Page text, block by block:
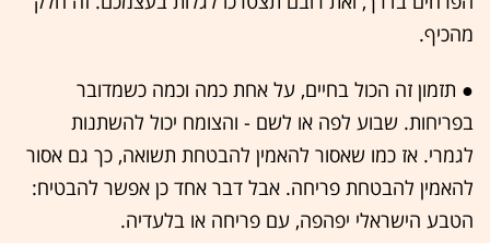
מהכיף.
● תזמון זה הכול בחיים, על אחת כמה וכמה כשמדובר
בפריחות. שבוע לפה או לשם - והצומח יכול להשתנות
לגמרי. אז כמו שאסור להאמין להבטחת תשואה, כך גם אסור
להאמין להבטחת פריחה. אבל דבר אחד כן אפשר להבטיח:
הטבע הישראלי יפהפה, עם פריחה או בלעדיה.